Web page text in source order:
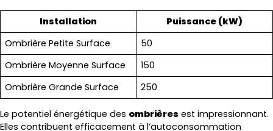
Installation
Puissance (kW)
Ombrière Petite Surface
50
Ombrière Moyenne Surface
150
Ombrière Grande Surface
250
Le potentiel énergétique des ombrières est impressionnant.
Elles contribuent efficacement à l’autoconsommation